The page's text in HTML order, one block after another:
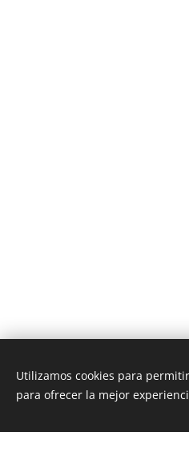
Unione Superiori
Utilizamos cookies para
para ofrecer la mejor